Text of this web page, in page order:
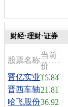
财经·理财·证券
股票名称
当前
价
晋亿实业15.84
晋西车轴21.81
哈飞股份36.92